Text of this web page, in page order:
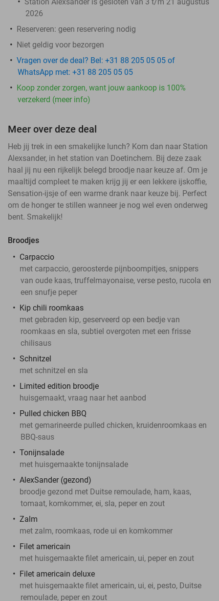
2026
Reserveren: geen reservering nodig
Niet geldig voor bezorgen
Vragen over de deal? Bel: +31 88 205 05 05 of
WhatsApp met: +31 88 205 05 05
Koop zonder zorgen, want jouw aankoop is 100%
verzekerd (meer info)
Meer over deze deal
Heb jij trek in een smakelijke lunch? Kom dan naar Station
Alexsander, in het station van Doetinchem. Bij deze zaak
haal jij nu een rijkelijk belegd broodje naar keuze af. Om je
maaltijd compleet te maken krijg jij er een lekkere ijskoffie,
Sensation-ijsje of een warme drank naar keuze bij. Perfect
om de honger te stillen wanneer je nog wel even onderweg
bent. Smakelijk!
Broodjes
Carpaccio
met carpaccio, geroosterde pijnboompitjes, snippers
van oude kaas, truffelmayonaise, verse pesto, rucola en
een snufje peper
Kip chili roomkaas
met gebraden kip, geserveerd op een bedje van
roomkaas en sla, subtiel overgoten met een frisse
chilisaus
Schnitzel
met schnitzel en sla
Limited edition broodje
huisgemaakt, vraag naar het aanbod
Pulled chicken BBQ
met gemarineerde pulled chicken, kruidenroomkaas en
BBQ-saus
Tonijnsalade
met huisgemaakte tonijnsalade
AlexSander (gezond)
broodje gezond met Duitse remoulade, ham, kaas,
tomaat, komkommer, ei, sla, peper en zout
Zalm
met zalm, roomkaas, rode ui en komkommer
Filet americain
met huisgemaakte filet americain, ui, peper en zout
Filet americain deluxe
met huisgemaakte filet americain, ui, ei, pesto, Duitse
remoulade, peper en zout